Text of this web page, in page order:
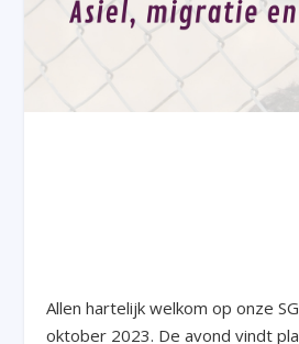
Allen hartelijk welkom op onze
oktober 2023. De avond vindt